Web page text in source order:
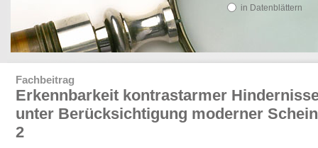
in Datenblättern
Fachbeitrag
Erkennbarkeit kontrastarmer
unter Berücksichtigung moderner
2